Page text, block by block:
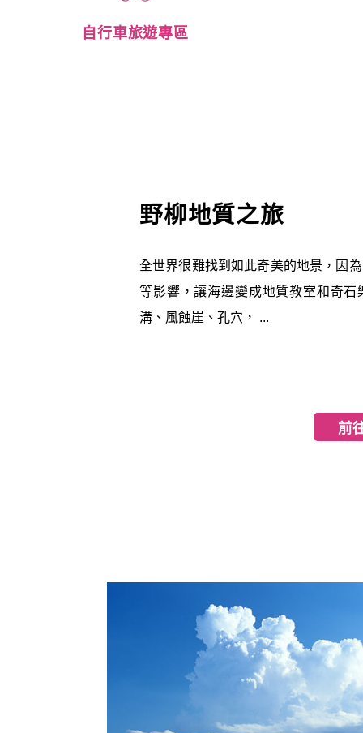
自行車旅遊專區
野柳地質之旅
全世界很難找到如此奇美的地景，因
等影響，讓海邊變成地質教室和奇石
溝、風蝕崖、孔穴， ...
前